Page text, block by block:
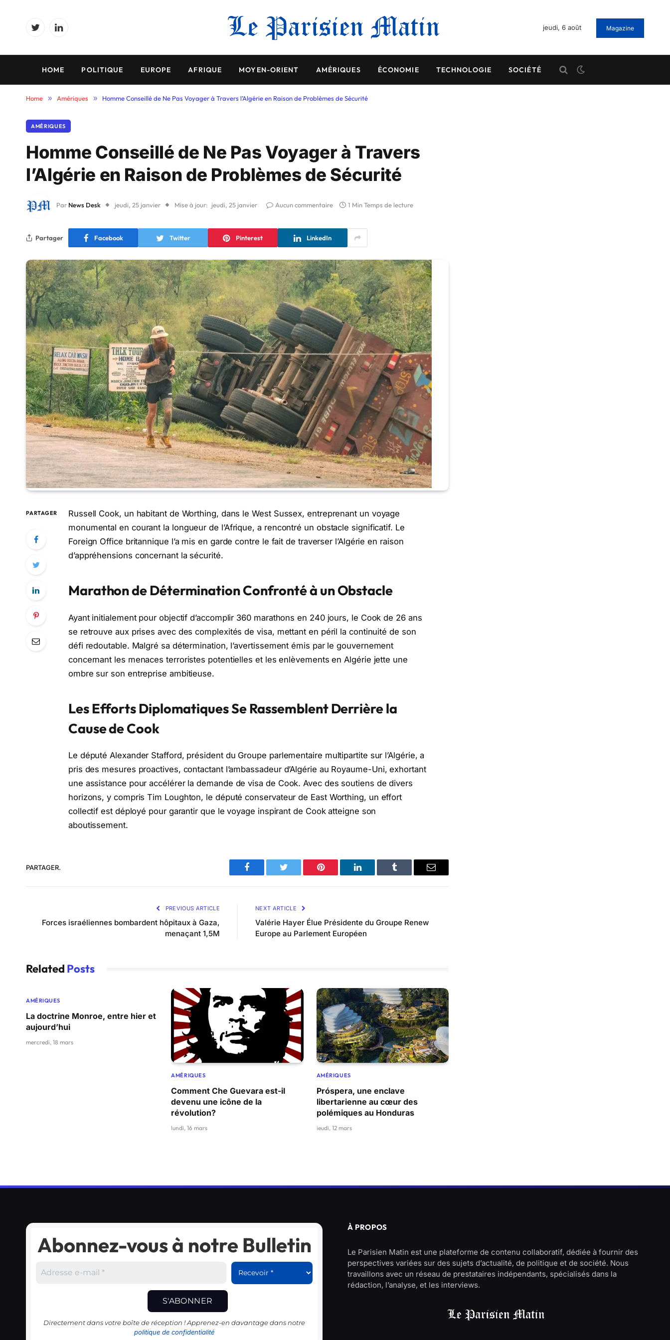
TwitterLinkedIn
jeudi, 6 août Magazine
HOME POLITIQUE EUROPE AFRIQUE MOYEN-ORIENT AMÉRIQUES ÉCONOMIE TECHNOLOGIE SOCIÉTÉ
Home » Amériques » Homme Conseillé de Ne Pas Voyager à Travers l’Algérie en Raison de Problèmes de Sécurité
AMÉRIQUES
Homme Conseillé de Ne Pas Voyager à Travers
l’Algérie en Raison de Problèmes de Sécurité
Par News Desk jeudi, 25 janvier Mise à jour: jeudi, 25 janvier Aucun commentaire 1 Min Temps de lecture
Partager Facebook Twitter Pinterest LinkedIn
PARTAGER
Russell Cook, un habitant de Worthing, dans le West Sussex, entreprenant un voyage
monumental en courant la longueur de l’Afrique, a rencontré un obstacle significatif. Le
Foreign Office britannique l’a mis en garde contre le fait de traverser l’Algérie en raison
d’appréhensions concernant la sécurité.
Marathon de Détermination Confronté à un Obstacle
Ayant initialement pour objectif d’accomplir 360 marathons en 240 jours, le Cook de 26 ans
se retrouve aux prises avec des complexités de visa, mettant en péril la continuité de son
défi redoutable. Malgré sa détermination, l’avertissement émis par le gouvernement
concernant les menaces terroristes potentielles et les enlèvements en Algérie jette une
ombre sur son entreprise ambitieuse.
Les Efforts Diplomatiques Se Rassemblent Derrière la
Cause de Cook
Le député Alexander Stafford, président du Groupe parlementaire multipartite sur l’Algérie, a
pris des mesures proactives, contactant l’ambassadeur d’Algérie au Royaume-Uni, exhortant
une assistance pour accélérer la demande de visa de Cook. Avec des soutiens de divers
horizons, y compris Tim Loughton, le député conservateur de East Worthing, un effort
collectif est déployé pour garantir que le voyage inspirant de Cook atteigne son
aboutissement.
PARTAGER.
Facebook Twitter Pinterest LinkedIn Tumblr Email
PREVIOUS ARTICLE
Forces israéliennes bombardent hôpitaux à Gaza,
menaçant 1,5M
NEXT ARTICLE
Valérie Hayer Élue Présidente du Groupe Renew
Europe au Parlement Européen
Related Posts
AMÉRIQUES
La doctrine Monroe, entre hier et
aujourd’hui
mercredi, 18 mars
AMÉRIQUES
Comment Che Guevara est-il
devenu une icône de la
révolution?
lundi, 16 mars
AMÉRIQUES
Próspera, une enclave
libertarienne au cœur des
polémiques au Honduras
jeudi, 12 mars
Abonnez-vous à notre Bulletin
Directement dans votre boîte de réception ! Apprenez-en davantage dans notre
politique de confidentialité
À PROPOS
Le Parisien Matin est une plateforme de contenu collaboratif, dédiée à fournir des
perspectives variées sur des sujets d’actualité, de politique et de société. Nous
travaillons avec un réseau de prestataires indépendants, spécialisés dans la
rédaction, l’analyse, et les interviews.